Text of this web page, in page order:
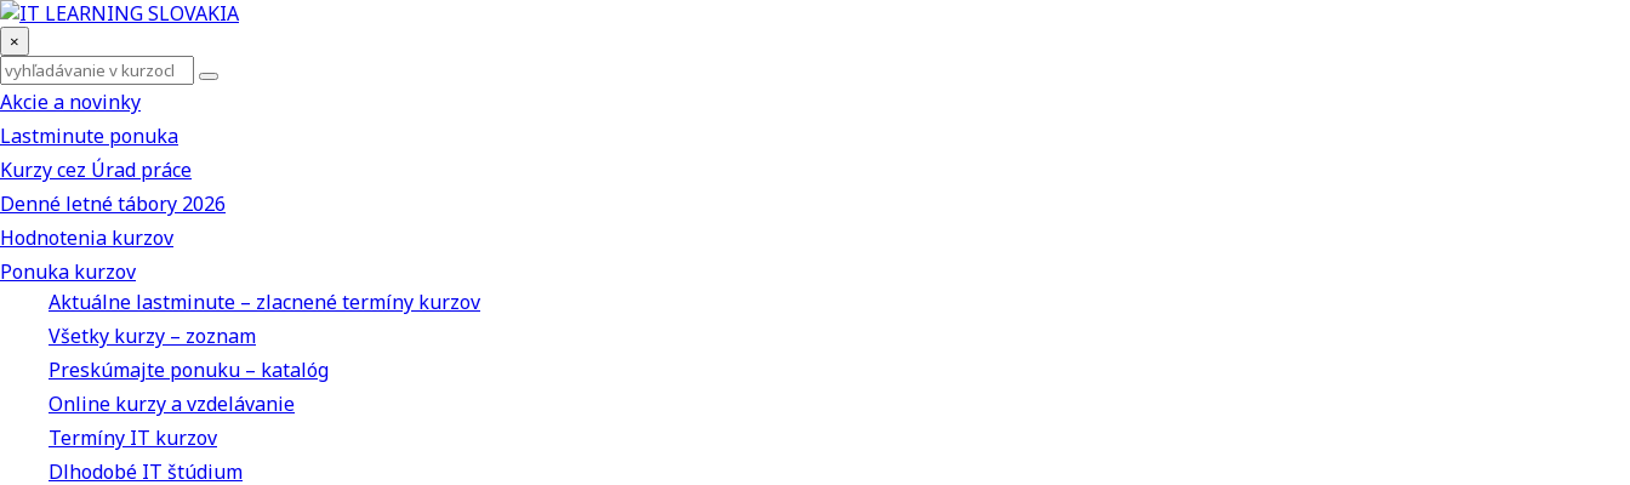
×
Akcie a novinky
Lastminute ponuka
Kurzy cez Úrad práce
Denné letné tábory 2026
Hodnotenia kurzov
Ponuka kurzov
Aktuálne lastminute – zlacnené termíny kurzov
Všetky kurzy – zoznam
Preskúmajte ponuku – katalóg
Online kurzy a vzdelávanie
Termíny IT kurzov
Dlhodobé IT štúdium